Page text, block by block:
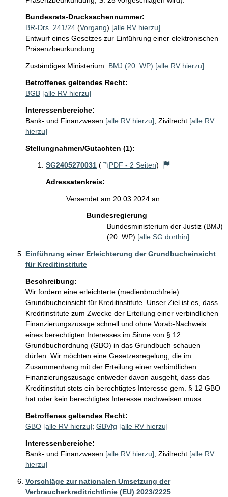
Bundesrats-Drucksachennummer:
BR-Drs. 241/24 (Vorgang) [alle RV hierzu]
Entwurf eines Gesetzes zur Einführung einer elektronischen
Präsenzbeurkundung
Zuständiges Ministerium: BMJ (20. WP) [alle RV hierzu]
Betroffenes geltendes Recht:
BGB [alle RV hierzu]
Interessenbereiche:
Bank- und Finanzwesen [alle RV hierzu]; Zivilrecht [alle RV
hierzu]
Stellungnahmen/Gutachten (1):
SG2405270031 ( PDF - 2 Seiten)
Adressatenkreis:
Versendet am 20.03.2024 an:
Bundesregierung
Bundesministerium der Justiz (BMJ)
(20. WP) [alle SG dorthin]
Einführung einer Erleichterung der Grundbucheinsicht
für Kreditinstitute
Beschreibung:
Wir fordern eine erleichterte (medienbruchfreie)
Grundbucheinsicht für Kreditinstitute. Unser Ziel ist es, dass
Kreditinstitute zum Zwecke der Erteilung einer verbindlichen
Finanzierungszusage schnell und ohne Vorab-Nachweis
eines berechtigten Interesses im Sinne von § 12
Grundbuchordnung (GBO) in das Grundbuch schauen
dürfen. Wir möchten eine Gesetzesregelung, die im
Zusammenhang mit der Erteilung einer verbindlichen
Finanzierungszusage entweder davon ausgeht, dass das
Kreditinstitut stets ein berechtigtes Interesse gem. § 12 GBO
hat oder kein berechtigtes Interesse nachweisen muss.
Betroffenes geltendes Recht:
GBO [alle RV hierzu]; GBVfg [alle RV hierzu]
Interessenbereiche:
Bank- und Finanzwesen [alle RV hierzu]; Zivilrecht [alle RV
hierzu]
Vorschläge zur nationalen Umsetzung der
Verbraucherkreditrichtlinie (EU) 2023/2225